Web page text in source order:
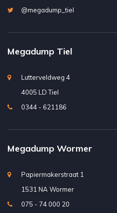
@megadump_tiel
Megadump Tiel
Lutterveldweg 4
4005 LD Tiel
0344 - 621186
Megadump Wormer
Papiermakerstraat 1
1531 NA Wormer
075 - 74 000 20